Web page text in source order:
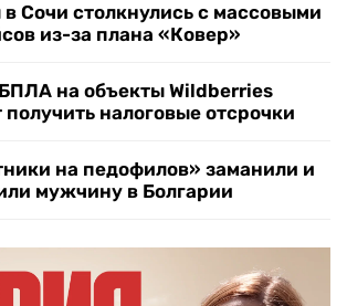
Сочи столкнулись с массовыми
из-за плана «Ковер»
на объекты Wildberries
налоговые отсрочки
на педофилов» заманили и
мужчину в Болгарии